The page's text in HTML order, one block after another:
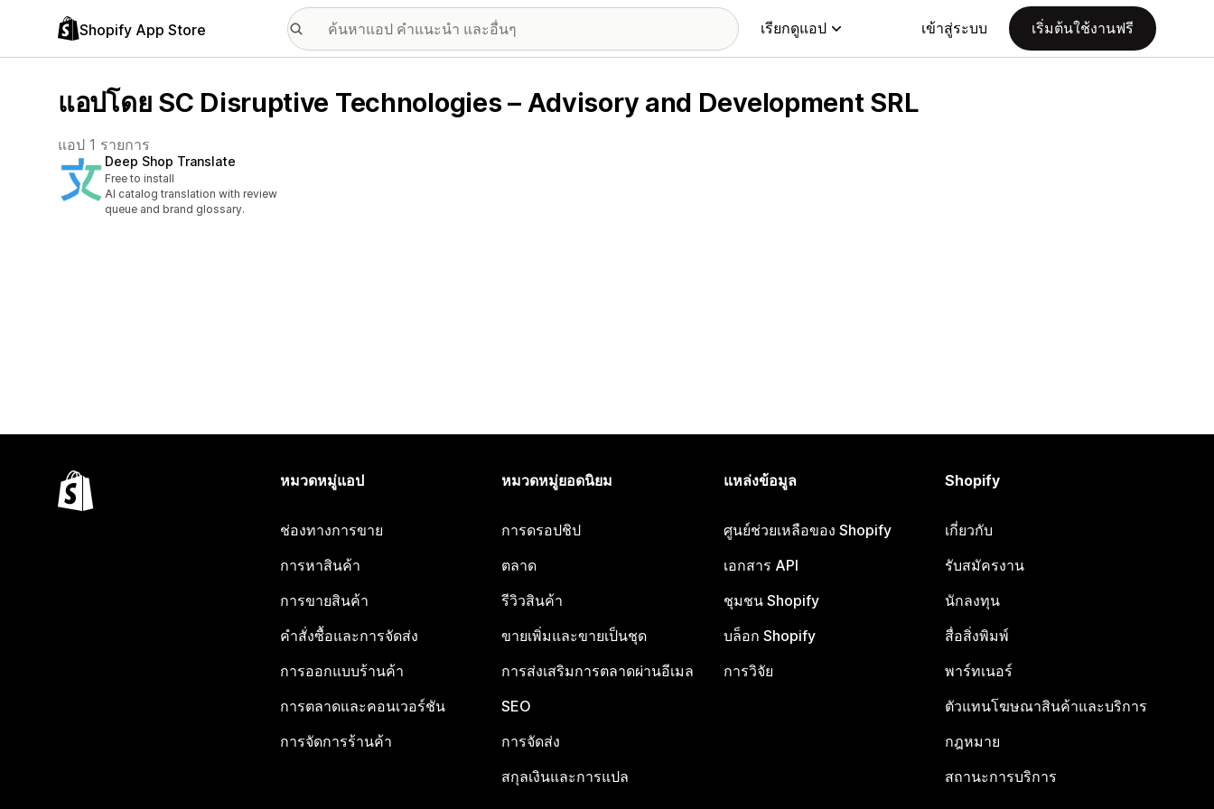
Shopify App Store เรียกดูแอป เข้าสู่ระบบ เริ่มต้นใช้งานฟรี
แอปโดย SC Disruptive Technologies – Advisory and Development SRL
แอป 1 รายการ
Deep Shop Translate
Free to install
AI catalog translation with review
queue and brand glossary.
หมวดหมู่แอป
ช่องทางการขาย
การหาสินค้า
การขายสินค้า
คำสั่งซื้อและการจัดส่ง
การออกแบบร้านค้า
การตลาดและคอนเวอร์ชัน
การจัดการร้านค้า
หมวดหมู่ยอดนิยม
การดรอปชิป
ตลาด
รีวิวสินค้า
ขายเพิ่มและขายเป็นชุด
การส่งเสริมการตลาดผ่านอีเมล
SEO
การจัดส่ง
สกุลเงินและการแปล
แหล่งข้อมูล
ศูนย์ช่วยเหลือของ Shopify
เอกสาร API
ชุมชน Shopify
บล็อก Shopify
การวิจัย
Shopify
เกี่ยวกับ
รับสมัครงาน
นักลงทุน
สื่อสิ่งพิมพ์
พาร์ทเนอร์
ตัวแทนโฆษณาสินค้าและบริการ
กฎหมาย
สถานะการบริการ